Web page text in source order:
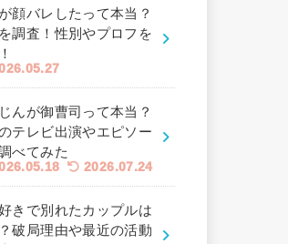
顔バレしたって本当？
調査！性別やプロフを
んが御曹司って本当？
テレビ出演やエピソー
べてみた
2026.07.24
きで別れたカップルは
破局理由や最近の活動